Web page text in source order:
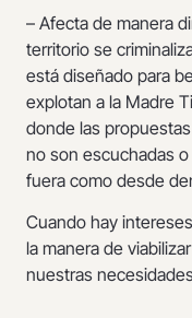
– Afecta de manera
territorio se
está diseñado para
explotan a la Madre
donde las
no son escuchadas
fuera como desde
Cuando hay
la manera de
nuestras